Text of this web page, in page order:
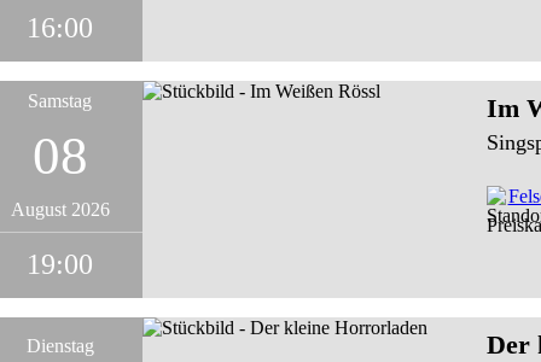
16:00
Samstag
08
August 2026
19:00
Im
Dienstag Der